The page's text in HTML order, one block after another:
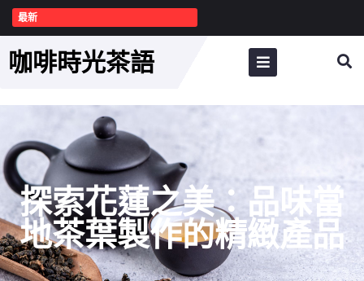
最新
咖啡時光茶語
探索花蓮之美：品味當
地茶葉製作的精緻產品